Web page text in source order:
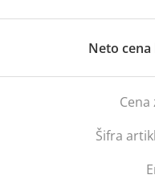
Neto cena
Cena
Šifra